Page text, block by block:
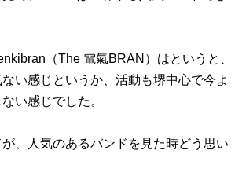
（The 電氣BRAN）はというと、
い感じというか、活動も堺中心で今よ
い感じでした。
、人気のあるバンドを見た時どう思い